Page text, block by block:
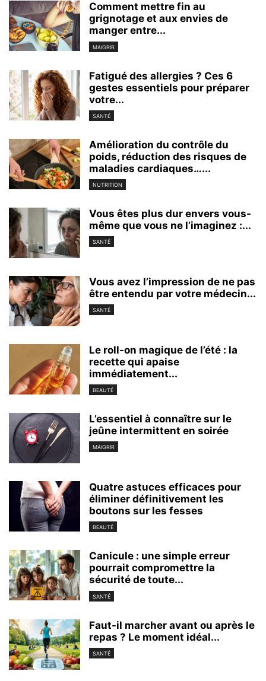
Comment mettre fin au
grignotage et aux envies de
manger entre...
MAIGRIR
Fatigué des allergies ? Ces 6
gestes essentiels pour préparer
votre...
SANTÉ
Amélioration du contrôle du
poids, réduction des risques de
maladies cardiaques…...
NUTRITION
Vous êtes plus dur envers vous-
même que vous ne l’imaginez :...
SANTÉ
Vous avez l’impression de ne pas
être entendu par votre médecin...
SANTÉ
Le roll-on magique de l’été : la
recette qui apaise
immédiatement...
BEAUTÉ
L’essentiel à connaître sur le
jeûne intermittent en soirée
MAIGRIR
Quatre astuces efficaces pour
éliminer définitivement les
boutons sur les fesses
BEAUTÉ
Canicule : une simple erreur
pourrait compromettre la
sécurité de toute...
SANTÉ
Faut-il marcher avant ou après le
repas ? Le moment idéal...
SANTÉ